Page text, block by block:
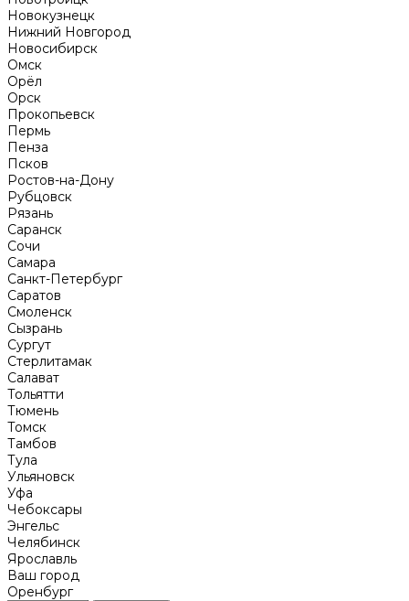
Новокузнецк
Нижний Новгород
Новосибирск
Омск
Орёл
Орск
Прокопьевск
Пермь
Пенза
Псков
Ростов-на-Дону
Рубцовск
Рязань
Саранск
Сочи
Самара
Санкт-Петербург
Саратов
Смоленск
Сызрань
Сургут
Стерлитамак
Салават
Тольятти
Тюмень
Томск
Тамбов
Тула
Ульяновск
Уфа
Чебоксары
Энгельс
Челябинск
Ярославль
Ваш город
Оренбург